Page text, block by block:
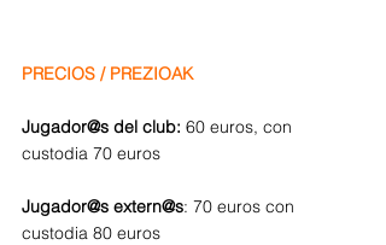
PRECIOS / PREZIOAK
Jugador@s del club: 60 euros, con
custodia 70 euros
Jugador@s extern@s: 70 euros con
custodia 80 euros